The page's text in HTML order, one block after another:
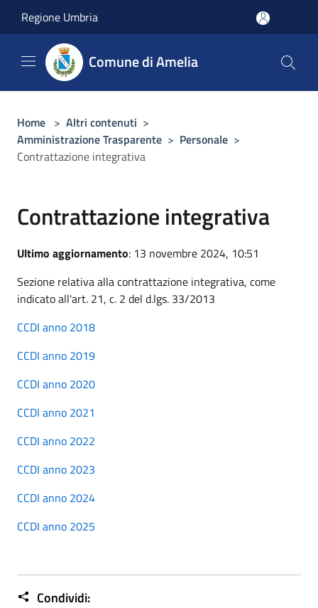
Regione Umbria
Comune di Amelia
Home > Altri contenuti >
Amministrazione Trasparente > Personale >
Contrattazione integrativa
Contrattazione integrativa
Ultimo aggiornamento: 13 novembre 2024, 10:51
Sezione relativa alla contrattazione integrativa, come
indicato all'art. 21, c. 2 del d.lgs. 33/2013
CCDI anno 2018
CCDI anno 2019
CCDI anno 2020
CCDI anno 2021
CCDI anno 2022
CCDI anno 2023
CCDI anno 2024
CCDI anno 2025
Condividi: